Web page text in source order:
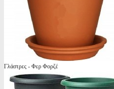
Γλάστρες - Φερ Φορζέ